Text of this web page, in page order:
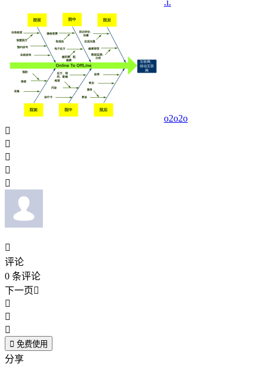
o2o2o






评论
0 条评论
下一页



 免费使用
分享